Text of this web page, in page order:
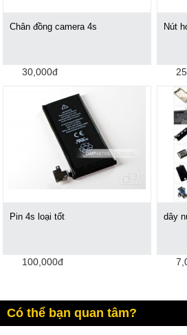
Chân đồng camera 4s
30,000đ
Nút
Pin 4s loại tốt
100,000đ
dây
Có thể bạn quan tâm?